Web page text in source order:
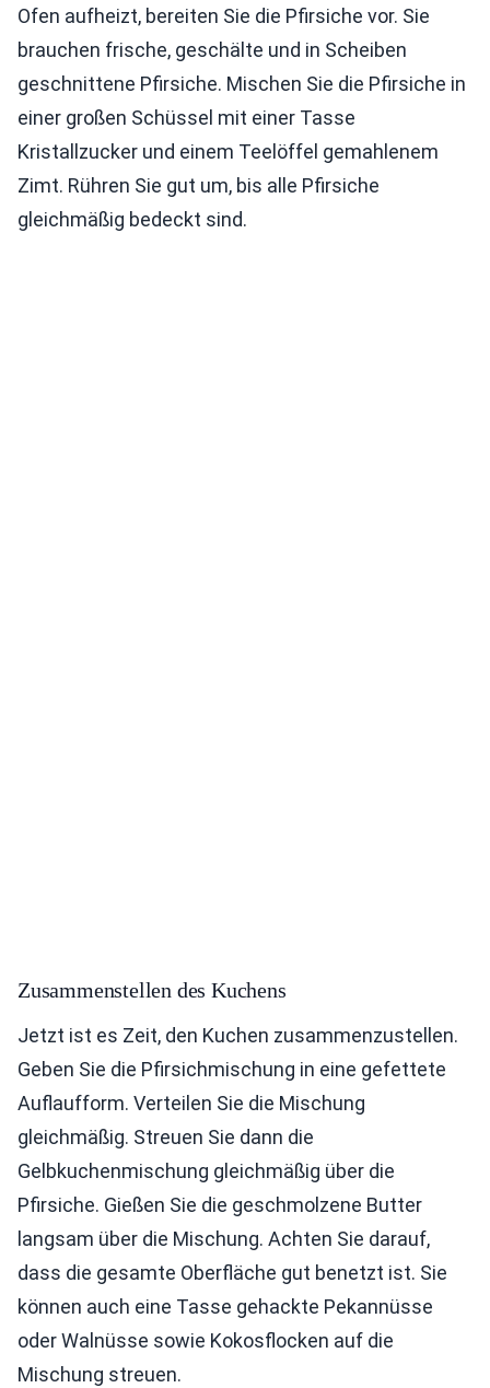
Ofen aufheizt, bereiten Sie die Pfirsiche vor. Sie
brauchen frische, geschälte und in Scheiben
geschnittene Pfirsiche. Mischen Sie die Pfirsiche in
einer großen Schüssel mit einer Tasse
Kristallzucker und einem Teelöffel gemahlenem
Zimt. Rühren Sie gut um, bis alle Pfirsiche
gleichmäßig bedeckt sind.
Zusammenstellen des Kuchens
Jetzt ist es Zeit, den Kuchen zusammenzustellen.
Geben Sie die Pfirsichmischung in eine gefettete
Auflaufform. Verteilen Sie die Mischung
gleichmäßig. Streuen Sie dann die
Gelbkuchenmischung gleichmäßig über die
Pfirsiche. Gießen Sie die geschmolzene Butter
langsam über die Mischung. Achten Sie darauf,
dass die gesamte Oberfläche gut benetzt ist. Sie
können auch eine Tasse gehackte Pekannüsse
oder Walnüsse sowie Kokosflocken auf die
Mischung streuen.